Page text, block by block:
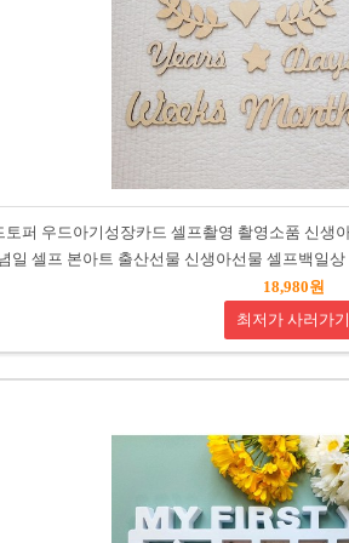
토퍼 우드아기성장카드 셀프촬영 촬영소품 신생
일 셀프 본아트 출산선물 신생아선물 셀프백일
18,980원
최저가 사러가기